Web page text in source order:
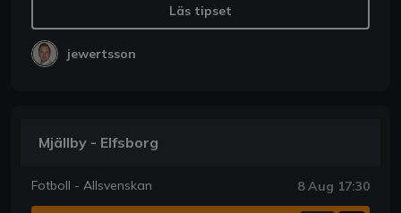
Läs tipset
jewertsson
Mjällby - Elfsborg
Fotboll - Allsvenskan 8 Aug 17:30